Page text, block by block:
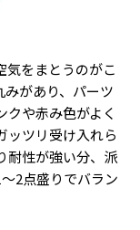
気をまとうのがこ
があり、パーツ
や赤み色がよく
ッツリ受け入れら
耐性が強い分、派
2点盛りでバラン